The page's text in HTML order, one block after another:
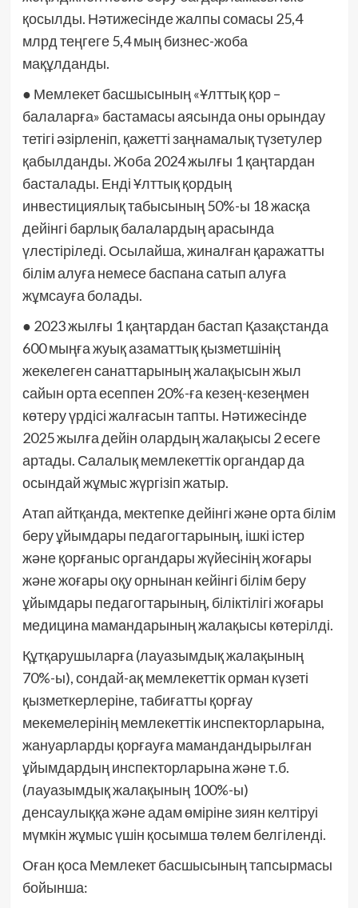
қосылды. Нәтижесінде жалпы сомасы 25,4
млрд теңгеге 5,4 мың бизнес-жоба
мақұлданды.
● Мемлекет басшысының «Ұлттық қор –
балаларға» бастамасы аясында оны орындау
тетігі әзірленіп, қажетті заңнамалық түзетулер
қабылданды. Жоба 2024 жылғы 1 қаңтардан
басталады. Енді Ұлттық қордың
инвестициялық табысының 50%-ы 18 жасқа
дейінгі барлық балалардың арасында
үлестіріледі. Осылайша, жиналған қаражатты
білім алуға немесе баспана сатып алуға
жұмсауға болады.
● 2023 жылғы 1 қаңтардан бастап Қазақстанда
600 мыңға жуық азаматтық қызметшінің
жекелеген санаттарының жалақысын жыл
сайын орта есеппен 20%-ға кезең-кезеңмен
көтеру үрдісі жалғасын тапты. Нәтижесінде
2025 жылға дейін олардың жалақысы 2 есеге
артады. Салалық мемлекеттік органдар да
осындай жұмыс жүргізіп жатыр.
Атап айтқанда, мектепке дейінгі және орта білім
беру ұйымдары педагогтарының, ішкі істер
және қорғаныс органдары жүйесінің жоғары
және жоғары оқу орнынан кейінгі білім беру
ұйымдары педагогтарының, біліктілігі жоғары
медицина мамандарының жалақысы көтерілді.
Құтқарушыларға (лауазымдық жалақының
70%-ы), сондай-ақ мемлекеттік орман күзеті
қызметкерлеріне, табиғатты қорғау
мекемелерінің мемлекеттік инспекторларына,
жануарларды қорғауға мамандандырылған
ұйымдардың инспекторларына және т.б.
(лауазымдық жалақының 100%-ы)
денсаулыққа және адам өміріне зиян келтіруі
мүмкін жұмыс үшін қосымша төлем белгіленді.
Оған қоса Мемлекет басшысының тапсырмасы
бойынша: